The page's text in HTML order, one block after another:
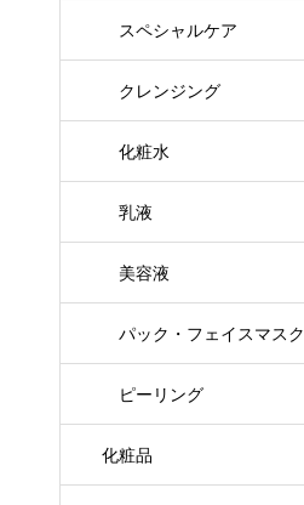
スペシャルケア
クレンジング
化粧水
乳液
美容液
パック・フェイスマスク
ピーリング
化粧品